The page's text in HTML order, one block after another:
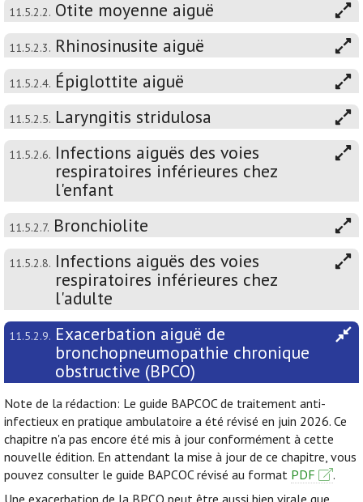
11.5.2.2. Otite moyenne aiguë
11.5.2.3. Rhinosinusite aiguë
11.5.2.4. Épiglottite aiguë
11.5.2.5. Laryngitis stridulosa
11.5.2.6. Infections aiguës des voies
respiratoires inférieures chez
l'enfant
11.5.2.7. Bronchiolite
11.5.2.8. Infections aiguës des voies
respiratoires inférieures chez
l'adulte
11.5.2.9. Exacerbation aiguë de
bronchopneumopathie chronique
obstructive (BPCO)
Note de la rédaction: Le guide BAPCOC de traitement anti-
infectieux en pratique ambulatoire a été révisé en juin 2026. Ce
chapitre n'a pas encore été mis à jour conformément à cette
nouvelle édition. En attendant la mise à jour de ce chapitre, vous
pouvez consulter le guide BAPCOC révisé au format PDF
.
Une exacerbation de la BPCO peut être aussi bien virale que